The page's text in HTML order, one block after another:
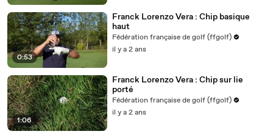
0:53
Franck Lorenzo Vera : Chip basique
haut
Fédération française de golf (ffgolf)
il y a 2 ans
1:06
Franck Lorenzo Vera : Chip sur lie
porté
Fédération française de golf (ffgolf)
il y a 2 ans